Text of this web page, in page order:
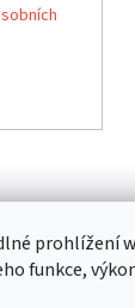
prohlížení
funkce,